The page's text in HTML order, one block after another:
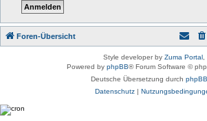
Foren-Übersicht
Style developer by Zuma Portal,
Powered by phpBB® Forum Software ©
Deutsche Übersetzung durch
Datenschutz|